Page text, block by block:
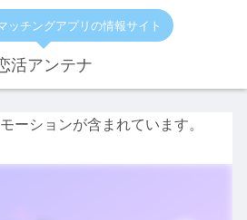
ッチングアプリの情報サイト
活アンテナ
ーションが含まれています。